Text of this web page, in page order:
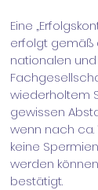
Eine
erfolgt gemäß
nationalen
wiederholtem
gewissen
wenn nach ca.
keine
werden
bestätigt.